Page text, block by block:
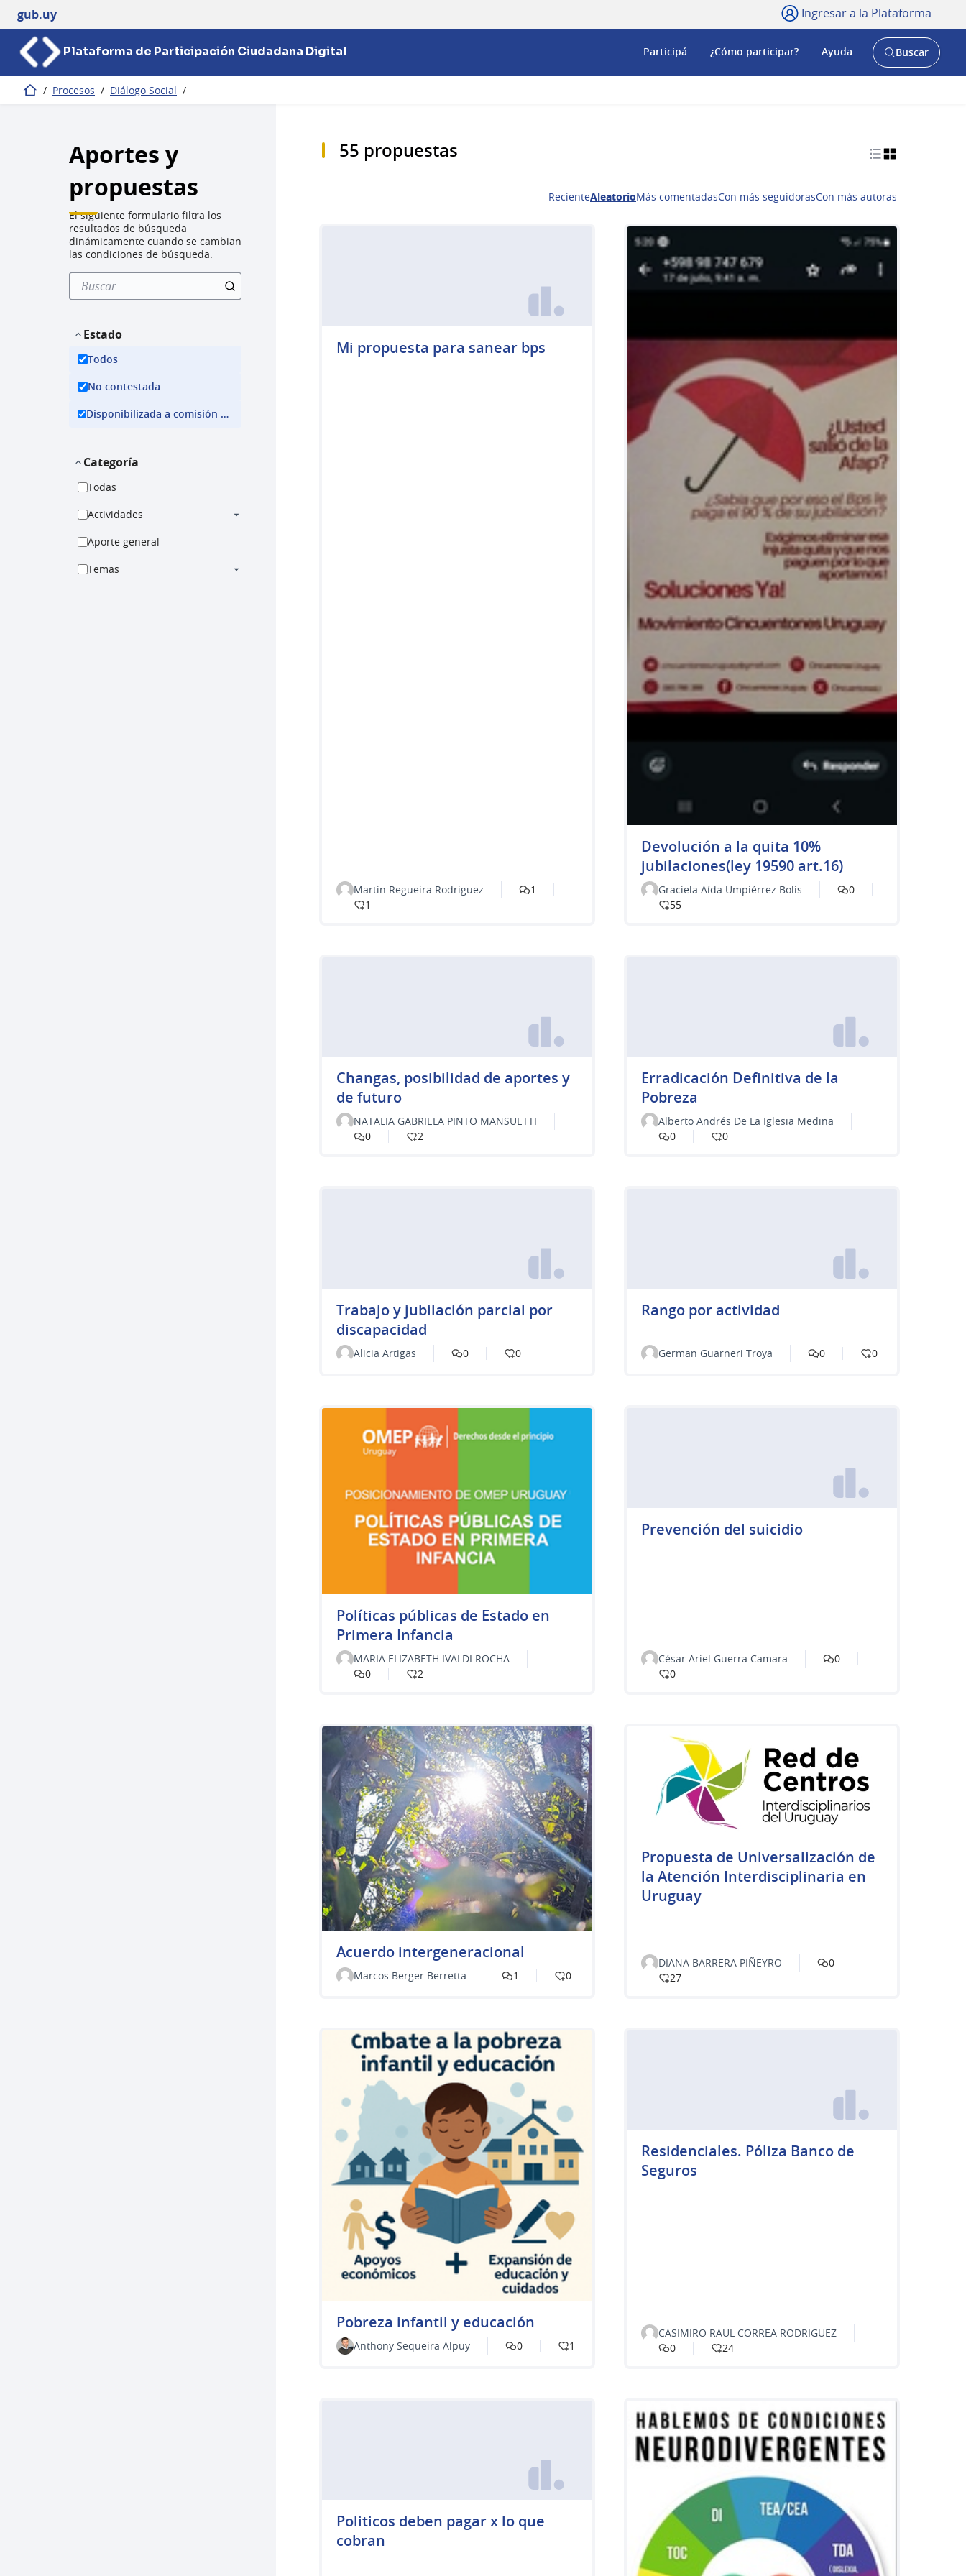
gub.uy Ingresar a la Plataforma
Plataforma de Participación Ciudadana Digital Participá ¿Cómo participar? Ayuda
AbrirBuscar
Inicio / Procesos / Diálogo Social /
Aportes y
propuestas
El siguiente formulario filtra los
resultados de búsqueda
dinámicamente cuando se cambian
las condiciones de búsqueda.
Estado
Todos
No contestada
Disponibilizada a comisión ejecutiva
Categoría
Todas
Actividades
Aporte general
Temas
55 propuestas
RecienteAleatorioMás comentadasCon más seguidorasCon más autoras
Mi propuesta para sanear bps
Martin Regueira Rodriguez
1
1
Devolución a la quita 10%
jubilaciones(ley 19590 art.16)
Graciela Aída Umpiérrez Bolis
0
55
Changas, posibilidad de aportes y
de futuro
NATALIA GABRIELA PINTO MANSUETTI
0
2
Erradicación Definitiva de la
Pobreza
Alberto Andrés De La Iglesia Medina
0
0
Trabajo y jubilación parcial por
discapacidad
Alicia Artigas 0 0
Rango por actividad
German Guarneri Troya 0 0
Políticas públicas de Estado en
Primera Infancia
MARIA ELIZABETH IVALDI ROCHA
0
2
Prevención del suicidio
César Ariel Guerra Camara
0
0
Acuerdo intergeneracional
Marcos Berger Berretta 1 0
Propuesta de Universalización de
la Atención Interdisciplinaria en
Uruguay
DIANA BARRERA PIÑEYRO
0
27
Pobreza infantil y educación
Anthony Sequeira Alpuy 0 1
Residenciales. Póliza Banco de
Seguros
CASIMIRO RAUL CORREA RODRIGUEZ
0
24
Politicos deben pagar x lo que
cobran